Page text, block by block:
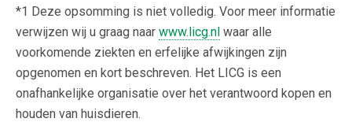
*1 Deze opsomming is niet volledig. Voor meer informatie
verwijzen wij u graag naar www.licg.nl waar alle
voorkomende ziekten en erfelijke afwijkingen zijn
opgenomen en kort beschreven. Het LICG is een
onafhankelijke organisatie over het verantwoord kopen en
houden van huisdieren.